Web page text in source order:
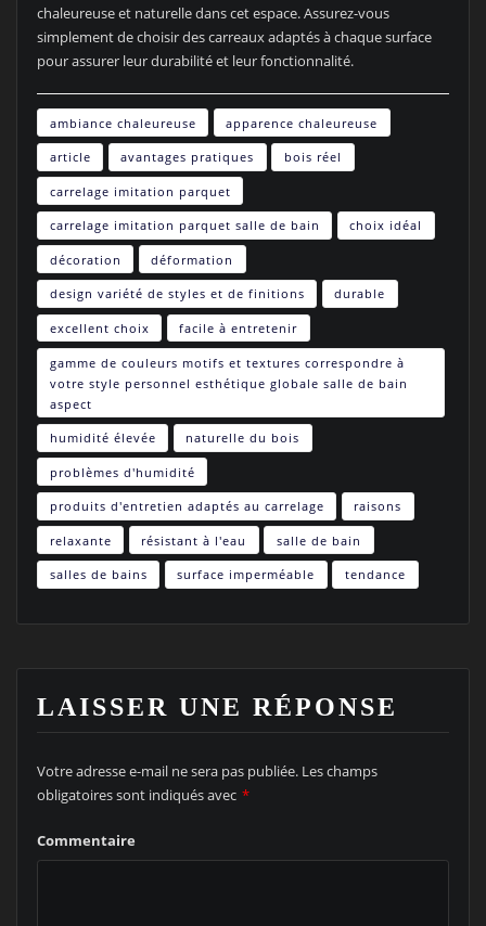
chaleureuse et naturelle dans cet espace. Assurez-vous
simplement de choisir des carreaux adaptés à chaque surface
pour assurer leur durabilité et leur fonctionnalité.
ambiance chaleureuse apparence chaleureuse
article avantages pratiques bois réel
carrelage imitation parquet
carrelage imitation parquet salle de bain choix idéal
décoration déformation
design variété de styles et de finitions durable
excellent choix facile à entretenir
gamme de couleurs motifs et textures correspondre à
votre style personnel esthétique globale salle de bain
aspect
humidité élevée naturelle du bois
problèmes d'humidité
produits d'entretien adaptés au carrelage raisons
relaxante résistant à l'eau salle de bain
salles de bains surface imperméable tendance
LAISSER UNE RÉPONSE
Votre adresse e-mail ne sera pas publiée. Les champs
obligatoires sont indiqués avec *
Commentaire